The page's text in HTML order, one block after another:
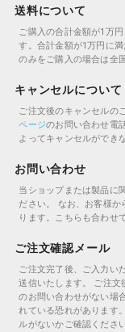
送料について
ご購入の合計金額が1万
す。合計金額が1万円に
のみをご購入の場合は全
キャンセルについて
ご注文後のキャンセルの
ページのお問い合わせ電
よってキャンセルができ
お問い合わせ
当ショップまたは製品に
ださい。
なお、お客様か
ります。こちらも合わせ
ご注文確認メール
ご注文完了後、ご入力い
送信いたします。
ご注文
のお問い合わせがない場
れている恐れがあります
ルがないかご確認ください